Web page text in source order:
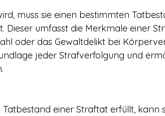
muss sie einen bestimmten
Dieser umfasst die Merkmale einer
oder das Gewaltdelikt bei
jeder Strafverfolgung und
einer Straftat erfüllt, kann